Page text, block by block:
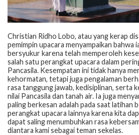
Christian Ridho Lobo, atau yang kerap
pemimpin upacara menyampaikan bahwa
bersyukur karena telah memperoleh
salah satu perangkat upacara dalam
Pancasila. Kesempatan ini tidak hanya
kehormatan, tetapi juga pengalaman
rasa tanggung jawab, kedisiplinan, serta
nilai Pancasila dan tanah air. Ia juga
paling berkesan adalah pada saat latihan
perangkat upacara lainnya karena kita
dapat saling menumbuhkan rasa
diantara kami sebagai teman sekelas.